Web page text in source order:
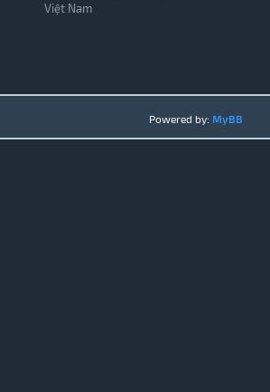
Việt Nam
Powered by: MyBB